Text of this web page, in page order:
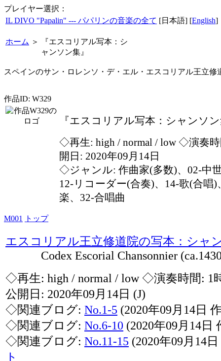
プレイヤー選択：
IL DIVO "Papalin" --- パパリンの音楽の全て [日本語] [English]
ホーム ＞
『エスコリアル写本：シ
ャンソン集』
スペインのサン・ロレンソ・デ・エル・エスコリアル王立修
作品ID: W329
『エスコリアル写本：シャンソ
◇再生: high / normal / low ◇演奏時
開日: 2020年09月14日
◇ジャンル: 作曲家(多数)、02-中
12-リコーダー(合奏)、14-歌(合唱
楽、32-合唱曲
M001 トップ
エスコリアル王立修道院の写本：シャ
Codex Escorial Chansonnier
◇再生: high / normal / low ◇演奏時間: 1
公開日: 2020年09月14日 (J)
◇関連ブログ: No.1-5 (2020年09月14日
◇関連ブログ: No.6-10 (2020年09月14日
◇関連ブログ: No.11-15 (2020年09月14
ト